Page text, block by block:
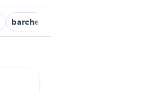
barche usate lizzanello